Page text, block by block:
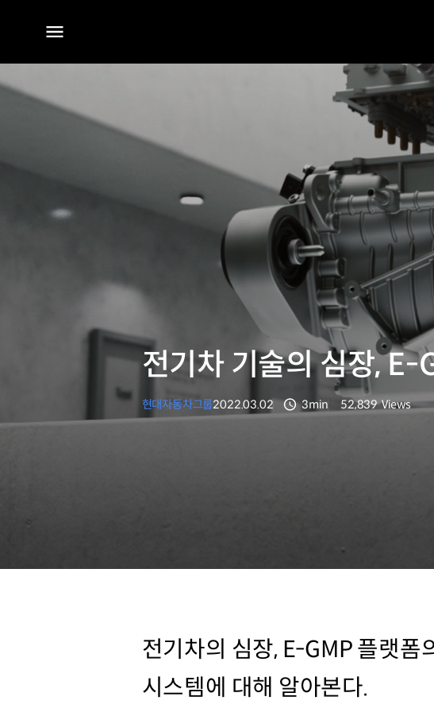
전체
전기차 기술의 심장, E-
현대자동차그룹2022.03.02
분량
3min
조회수
52,839 Views
전기차의 심장, E-GMP 플랫
시스템에 대해 알아본다.